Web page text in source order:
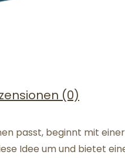
(0)
passt, beginnt mit
Idee um und bietet